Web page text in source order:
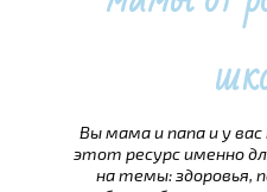
Вы мама и папа и у вас
этот ресурс именно
на темы: здоровья,